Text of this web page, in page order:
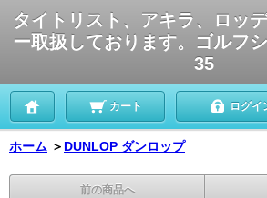
タイトリスト、アキラ、ロッ
ー取扱しております。ゴルフ
35
カート ログイ
ホーム ＞ DUNLOP ダンロップ
前の商品へ